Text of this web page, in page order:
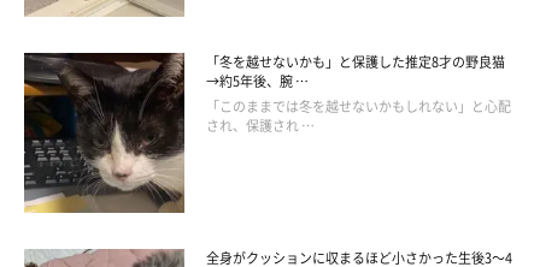
「冬を越せないかも」と保護した推定8才の野良猫
→約5年後、腕 …
「このままでは冬を越せないかもしれない」と心配
され、保護され …
全身がクッションに収まるほど小さかった生後3～4